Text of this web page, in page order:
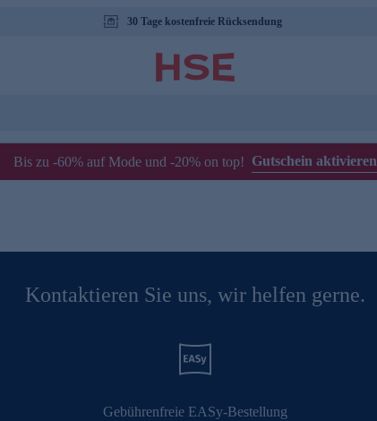
30 Tage kostenfreie Rücksendung
Bis zu -60% auf Mode und -20% on top! Gutschein aktivieren
Kontaktieren Sie uns, wir helfen gerne.
Gebührenfreie EASy-Bestellung